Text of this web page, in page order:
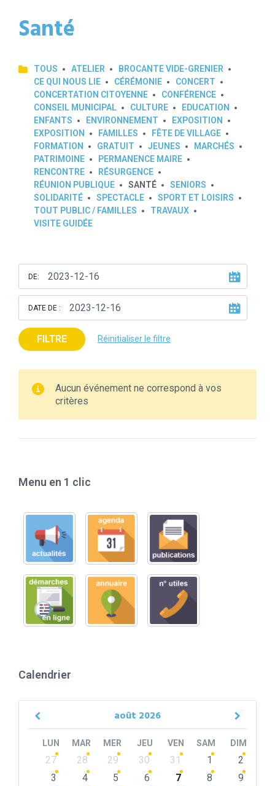
Santé
TOUS ATELIER
BROCANTE VIDE-GRENIER
CE QUI NOUS LIE
CÉRÉMONIE
CONCERT
CONCERTATION CITOYENNE
CONFÉRENCE
CONSEIL MUNICIPAL
CULTURE
EDUCATION
ENFANTS
ENVIRONNEMENT
EXPOSITION
EXPOSITION
FAMILLES
FÊTE DE VILLAGE
FORMATION
GRATUIT JEUNES
MARCHÉS
PATRIMOINE
PERMANENCE MAIRE
RENCONTRE
RÉSURGENCE
RÉUNION PUBLIQUE
SANTÉ
SENIORS
SOLIDARITÉ
SPECTACLE
SPORT ET LOISIRS
TOUT PUBLIC / FAMILLES
TRAVAUX
VISITE GUIDÉE
DE:
DATE DE :
FILTRE Réinitialiser le filtre
Aucun événement ne correspond à vos
critères
Menu en 1 clic
Calendrier
août 2026
Previous
LUN MAR MER JEU VEN SAM DIM
Skip
calendar
27 28 29 30 31 1
2
3
4 5 6 7 8
9